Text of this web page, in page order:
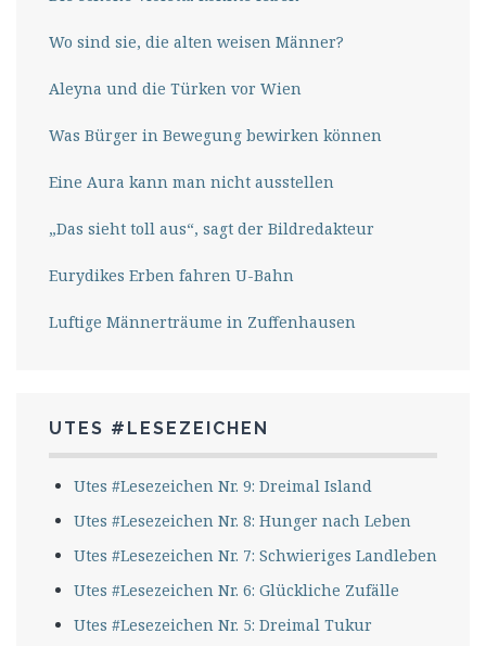
Wo sind sie, die alten weisen Männer?
Aleyna und die Türken vor Wien
Was Bürger in Bewegung bewirken können
Eine Aura kann man nicht ausstellen
„Das sieht toll aus“, sagt der Bildredakteur
Eurydikes Erben fahren U-Bahn
Luftige Männerträume in Zuffenhausen
UTES #LESEZEICHEN
Utes #Lesezeichen Nr. 9: Dreimal Island
Utes #Lesezeichen Nr. 8: Hunger nach Leben
Utes #Lesezeichen Nr. 7: Schwieriges Landleben
Utes #Lesezeichen Nr. 6: Glückliche Zufälle
Utes #Lesezeichen Nr. 5: Dreimal Tukur